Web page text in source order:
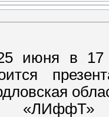
в 17
–